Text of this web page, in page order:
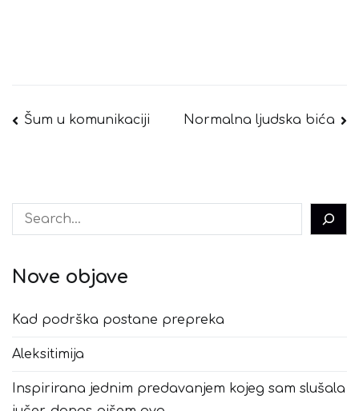
Navigacija
Šum u komunikaciji Normalna ljudska bića
Pretraga
Nove objave
Kad podrška postane prepreka
Aleksitimija
Inspirirana jednim predavanjem kojeg sam slušala